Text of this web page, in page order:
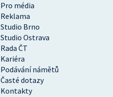
Pro média
Reklama
Studio Brno
Studio Ostrava
Rada ČT
Kariéra
Podávání námětů
Časté dotazy
Kontakty